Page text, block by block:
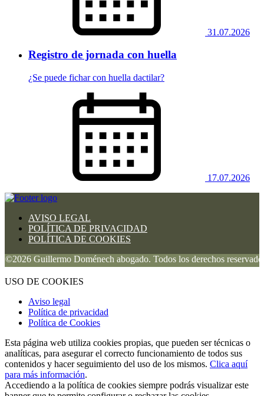
31.07.2026
Registro de jornada con huella
¿Se puede fichar con huella dactilar?
17.07.2026
AVISO LEGAL
POLÍTICA DE PRIVACIDAD
POLÍTICA DE COOKIES
Guillermo Doménech abogado. Todos los derechos reservados.
USO DE COOKIES
Aviso legal
Política de privacidad
Política de Cookies
Esta página web utiliza cookies propias, que pueden ser técnicas o
analíticas, para asegurar el correcto funcionamiento de todos sus
contenidos y hacer seguimiento del uso de los mismos. Clica aquí
para más información.
Accediendo a la política de cookies siempre podrás visualizar este